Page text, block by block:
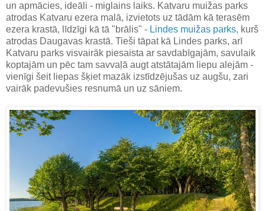
un apmācies, ideāli - miglains laiks. Katvaru muižas parks
atrodas Katvaru ezera malā, izvietots uz tādām kā terasēm
ezera krastā, līdzīgi kā tā "brālis" - Lindes muižas parks, kurš
atrodas Daugavas krastā. Tieši tāpat kā Lindes parks, arī
Katvaru parks visvairāk piesaista ar savdabīgajām, savulaik
koptajām un pēc tam savvaļā augt atstātajām liepu alejām -
vienīgi šeit liepas šķiet mazāk izstīdzējušas uz augšu, zari
vairāk padevušies resnumā un uz sāniem.